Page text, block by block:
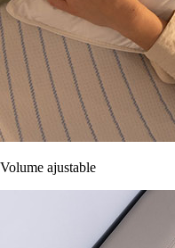
Volume ajustable